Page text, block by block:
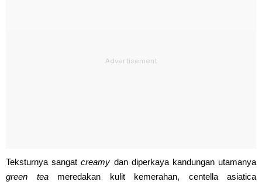
Teksturnya sangatcreamy dan diperkaya kandungan utamanya
green tea meredakan kulit kemerahan, centella asiatica